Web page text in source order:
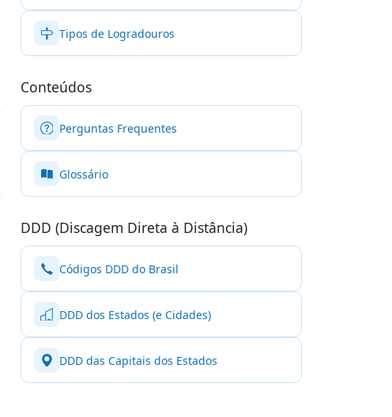
Tipos de Logradouros
Conteúdos
Perguntas Frequentes
Glossário
DDD (Discagem Direta à Distância)
Códigos DDD do Brasil
DDD dos Estados (e Cidades)
DDD das Capitais dos Estados